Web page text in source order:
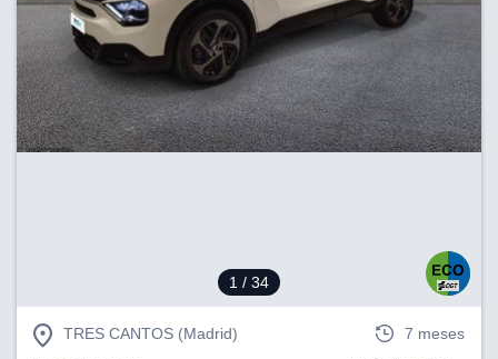
1 / 34
TRES CANTOS (Madrid) 7 meses